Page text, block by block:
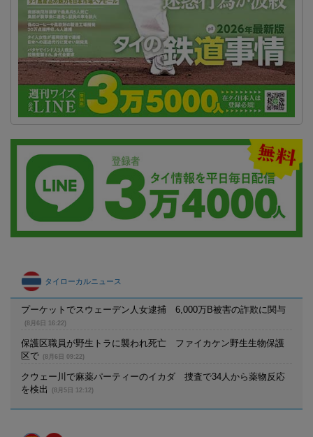
タイローカルニュース
プーケットでスウェーデン人女逮捕 6,000万B被害の詐欺に関与
(8月6日 16:22)
保護区職員が野生トラに襲われ死亡 ファイカケン野生生物保護
区で
(8月6日 09:22)
クウェー川で麻薬パーティーのイカダ 捜査で34人から薬物反応
を検出
(8月5日 12:12)